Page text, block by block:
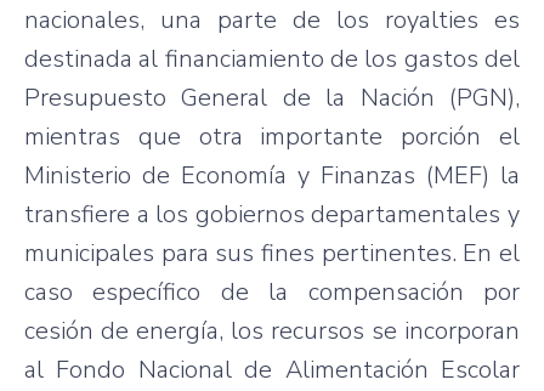
nacionales, una parte de los royalties es
destinada al financiamiento de los gastos del
Presupuesto General de la Nación (PGN),
mientras que otra importante porción el
Ministerio de Economía y Finanzas (MEF) la
transfiere a los gobiernos departamentales y
municipales para sus fines pertinentes. En el
caso específico de la compensación por
cesión de energía, los recursos se incorporan
al Fondo Nacional de Alimentación Escolar